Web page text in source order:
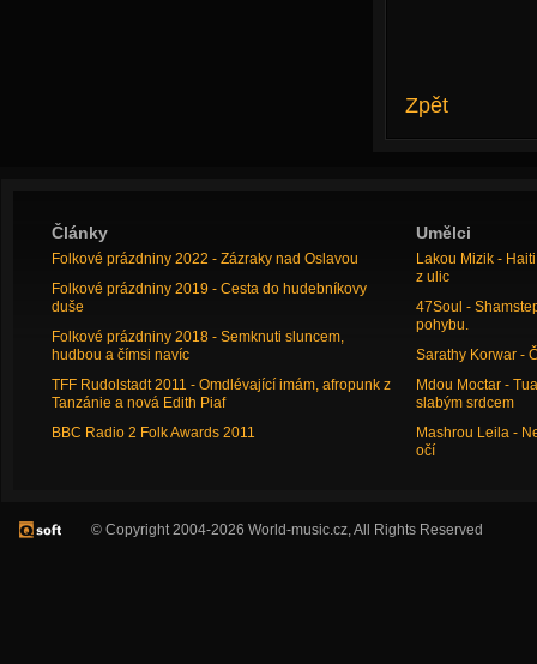
Zpět
Články
Folkové prázdniny 2022 - Zázraky nad Oslavou
Folkové prázdniny 2019 - Cesta do hudebníkovy
duše
Folkové prázdniny 2018 - Semknuti sluncem,
hudbou a čímsi navíc
TFF Rudolstadt 2011 - Omdlévající imám, afropunk z
Tanzánie a nová Edith Piaf
BBC Radio 2 Folk Awards 2011
Umělci
Lakou Mizik -
z ulic
47Soul -
pohybu.
Sarathy Korwar -
Mdou Moctar -
slabým srdcem
Mashrou Leila -
očí
© Copyright 2004-2026 World-music.cz, All Rights Reserved